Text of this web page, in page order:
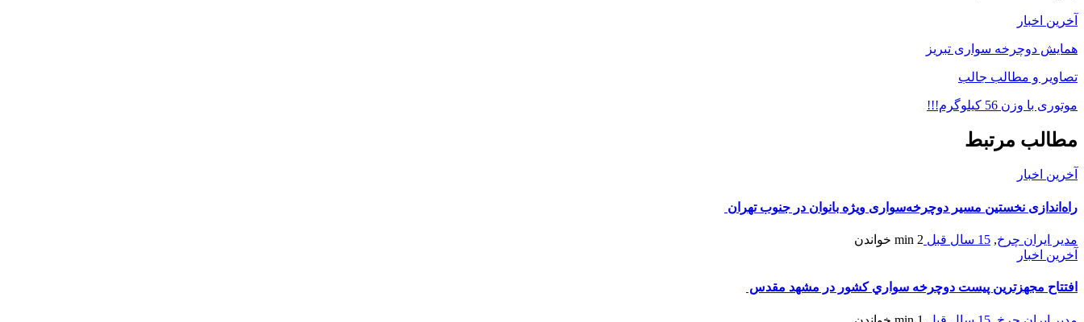
آخرین اخبار
همایش دوچرخه سواری تبریز
تصاویر و مطالب جالب
موتوری با وزن 56 کیلوگرم!!!
مطالب مرتبط
آخرین اخبار
راه‌اندازی نخستین مسیر دوچرخه‌سواری ویژه بانوان در جنوب تهران
مدیر ایران چرخ, 15 سال قبل 2 min
خواندن
آخرین اخبار
افتتاح مجهزترين پيست دوچرخه سواري كشور در مشهد مقدس